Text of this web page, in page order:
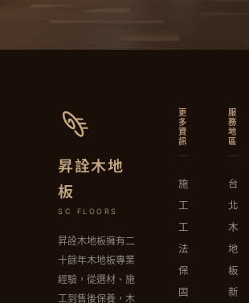
昇詮木地
板
SC FLOORS
昇詮木地板擁有二
十餘年木地板專業
經驗，從選材、施
工到售後保養，木
更
多
資
訊
施
工
工
法
保
固
服
務
地
區
台
北
木
地
板
新